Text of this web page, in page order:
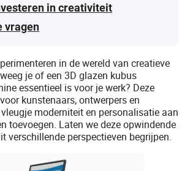
in creativiteit
vragen
in de wereld van creatieve
je of een 3D glazen kubus
essentieel is voor je werk? Deze
kunstenaars, ontwerpers en
moderniteit en personalisatie aan
toevoegen. Laten we deze opwindende
verschillende perspectieven begrijpen.